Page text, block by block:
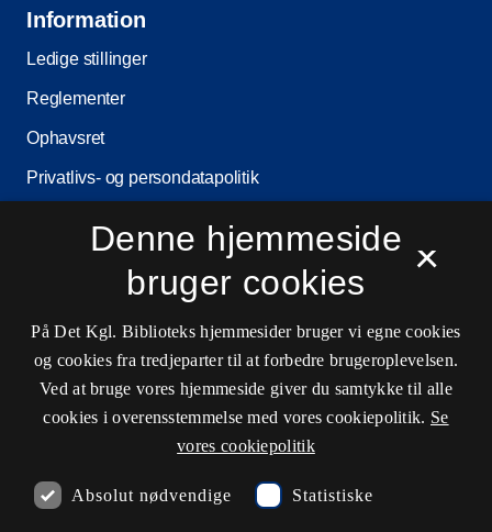
Information
Ledige stillinger
Reglementer
Ophavsret
Privatlivs- og persondatapolitik
Cookieindstillinger
Kontaktinformationer
Åbningstider
×
Denne hjemmeside
bruger cookies
På Det Kgl. Biblioteks hjemmesider bruger vi egne cookies
og cookies fra tredjeparter til at forbedre brugeroplevelsen.
Ved at bruge vores hjemmeside giver du samtykke til alle
cookies i overensstemmelse med vores cookiepolitik. Se
vores cookiepolitik
Absolut nødvendige Statistiske